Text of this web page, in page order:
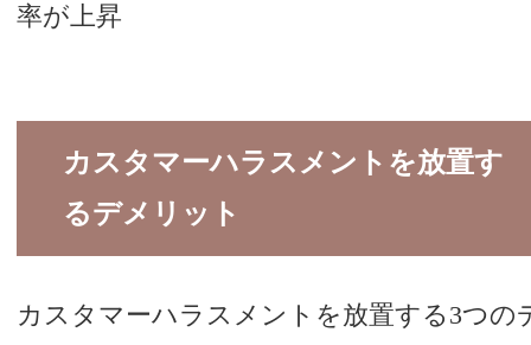
率が上昇
カスタマーハラスメントを放置す
るデメリット
カスタマーハラスメントを放置する3つの